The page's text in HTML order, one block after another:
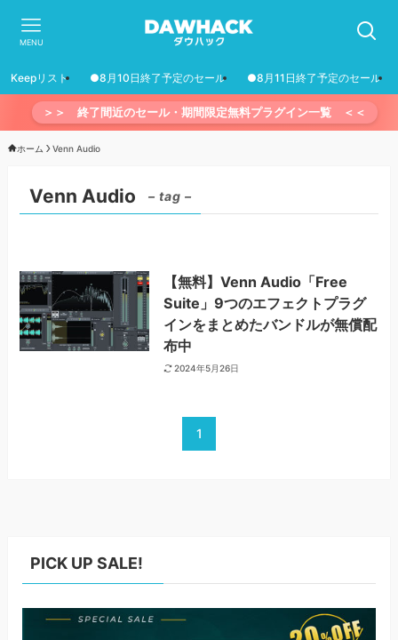
MENU
Keepリスト ●8月10日終了予定のセール ●8月11日終了予定のセール
＞＞ 終了間近のセール・期間限定無料プラグイン一覧 ＜＜
ホーム Venn Audio
Venn Audio – tag –
【無料】Venn Audio「Free
Suite」9つのエフェクトプラグ
インをまとめたバンドルが無償配
布中
2024年5月26日
1
PICK UP SALE!